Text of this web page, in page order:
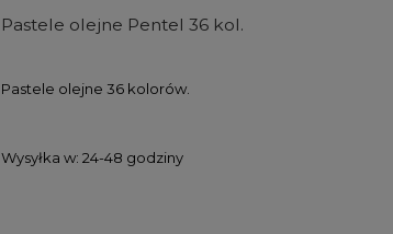
Pastele olejne Pentel 36 kol.
Pastele olejne 36 kolorów.
Wysyłka w: 24-48 godziny